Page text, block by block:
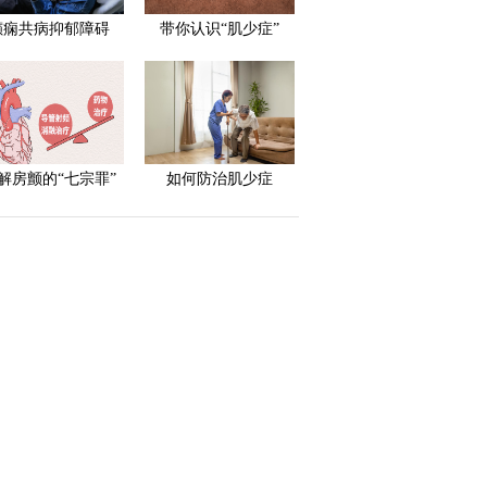
痫共病抑郁障碍 带你认识“肌少症”
房颤的“七宗罪” 如何防治肌少症